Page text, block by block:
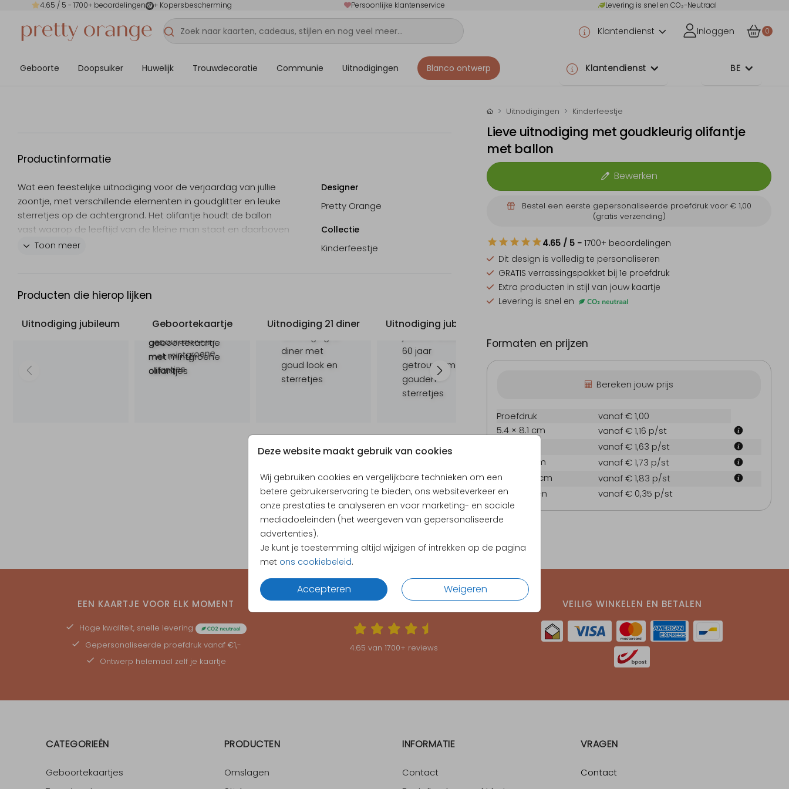
4.65 / 5 - 1700+ beoordelingen + Kopersbescherming Persoonlijke klantenservice Levering is snel en CO₂-Neutraal
Klantendienst Inloggen 0
Geboorte Doopsuiker Huwelijk Trouwdecoratie Communie Uitnodigingen Blanco ontwerp Klantendienst BE
Deze website maakt gebruik van cookies
Wij gebruiken cookies en vergelijkbare technieken om een
betere gebruikerservaring te bieden, ons websiteverkeer en
onze prestaties te analyseren en voor marketing- en sociale
mediadoeleinden (het weergeven van gepersonaliseerde
advertenties).
Je kunt je toestemming altijd wijzigen of intrekken op de pagina
met ons cookiebeleid.
Accepteren Weigeren
Productinformatie
Wat een feestelijke uitnodiging voor de verjaardag van jullie
zoontje, met verschillende elementen in goudglitter en leuke
sterretjes op de achtergrond. Het olifantje houdt de ballon
vast waarop de leeftijd van de kleine man staat en daarboven
in grote gouden letters 'hoera', echt feestelijk! Pas de teksten
Toon meer
Designer
Pretty Orange
Collectie
Kinderfeestje
Producten die hierop lijken
Uitnodiging jubileum Geboortekaartje Uitnodiging 21 diner Uitnodiging jubileum
Uitnodigingen Kinderfeestje
Lieve uitnodiging met goudkleurig olifantje
met ballon
Bewerken
Bestel een eerste gepersonaliseerde proefdruk voor € 1,00
(gratis verzending)
4.65 / 5 - 1700+ beoordelingen
Dit design is volledig te personaliseren
GRATIS verrassingspakket bij 1e proefdruk
Extra producten in stijl van jouw kaartje
Levering is snel en
Formaten en prijzen
Bereken jouw prijs
Proefdruk
vanaf € 1,00
5.4 × 8.1 cm
vanaf € 1,16 p/st
vanaf € 1,63 p/st
11.4 × 17.1 cm
vanaf € 1,73 p/st
14.4 × 21.6 cm
vanaf € 1,83 p/st
Enveloppen
vanaf € 0,35 p/st
EEN KAARTJE VOOR ELK MOMENT
Hoge kwaliteit, snelle levering
Gepersonaliseerde proefdrukvanaf €1,-
Ontwerp helemaal zelf je kaartje
KLANTEN BEOORDELEN ONS MET EEN4.65
4.65 van 1700+ reviews
VEILIG WINKELEN EN BETALEN
CATEGORIEËN
Geboortekaartjes
PRODUCTEN
Omslagen
INFORMATIE
Contact
VRAGEN
Contact